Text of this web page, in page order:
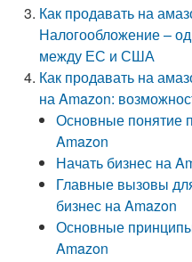
Как продавать на
Налогообложение –
между ЕС и США
Как продавать на
на Amazon:
Основные понятие
Amazon
Начать бизнес на
Главные вызовы
бизнес на Amazon
Основные
Amazon